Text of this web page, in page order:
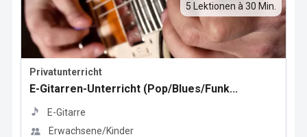
Privatunterricht
E-Gitarren-Unterricht (Pop/Blues/Funk...
E-Gitarre
Erwachsene/Kinder
5 Lektionen à 30 Min.